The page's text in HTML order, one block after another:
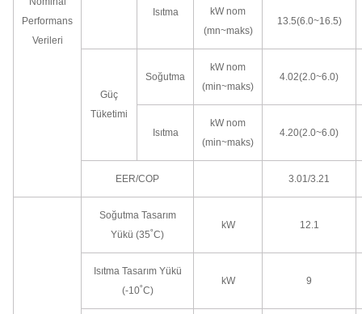
Performans
Verileri
Isıtma
kW nom
(mn~maks)
13.5(6.0~16.5)
Güç
Tüketimi
Soğutma
kW nom
(min~maks)
4.02(2.0~6.0)
Isıtma
kW nom
(min~maks)
4.20(2.0~6.0)
EER/COP 3.01/3.21
Soğutma Tasarım
Yükü (35˚C)
kW 12.1
Isıtma Tasarım Yükü
(-10˚C)
kW 9